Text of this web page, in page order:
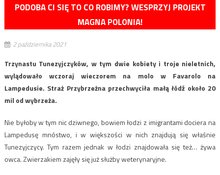
PODOBA CI SIĘ TO CO ROBIMY? WESPRZYJ PROJEKT
MAGNA POLONIA!
2 października 2021
Trzynastu Tunezyjczyków, w tym dwie kobiety i troje nieletnich,
wylądowało wczoraj wieczorem na molo w Favarolo na
Lampedusie. Straż Przybrzeżna przechwyciła małą łódź około 20
mil od wybrzeża.
Nie byłoby w tym nic dziwnego, bowiem łodzi z imigrantami dociera na
Lampedusę mnóstwo, i w większości w nich znajdują się właśnie
Tunezyjczycy. Tym razem jednak w łodzi znajdowała się też… żywa
owca. Zwierzakiem zajęły się już służby weterynaryjne.